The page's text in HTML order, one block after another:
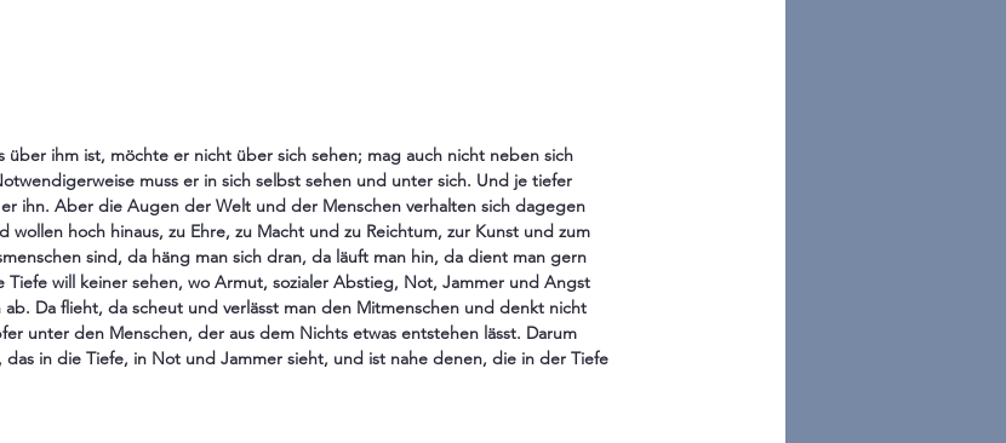
ihm ist, möchte er nicht über sich sehen; mag auch nicht neben sich
muss er in sich selbst sehen und unter sich. Und je tiefer
ihn. Aber die Augen der Welt und der Menschen verhalten sich dagegen
wollen hoch hinaus, zu Ehre, zu Macht und zu Reichtum, zur Kunst und zum
sind, da häng man sich dran, da läuft man hin, da dient man gern
will keiner sehen, wo Armut, sozialer Abstieg, Not, Jammer und Angst
Da flieht, da scheut und verlässt man den Mitmenschen und denkt nicht
unter den Menschen, der aus dem Nichts etwas entstehen lässt. Darum
in die Tiefe, in Not und Jammer sieht, und ist nahe denen, die in der Tiefe